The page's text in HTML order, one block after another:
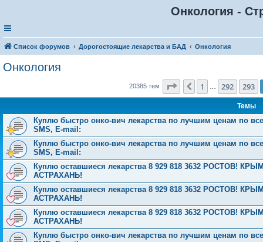
Онкология -
Список форумов Дорогостоящие лекарства и БАД Онкология
Онкология
20385 тем Страница 294из 816
Пред.
1 292 293
Темы
Куплю быстро онко-вич лекарства по лучшим ценам по
SMS, E-mail:
Куплю быстро онко-вич лекарства по лучшим ценам по
SMS, E-mail:
Куплю оставшиеся лекарства 8 929 818 3632 РОСТОВ!
АСТРАХАНЬ!
Куплю оставшиеся лекарства 8 929 818 3632 РОСТОВ!
АСТРАХАНЬ!
Куплю оставшиеся лекарства 8 929 818 3632 РОСТОВ!
АСТРАХАНЬ!
Куплю быстро онко-вич лекарства по лучшим ценам по